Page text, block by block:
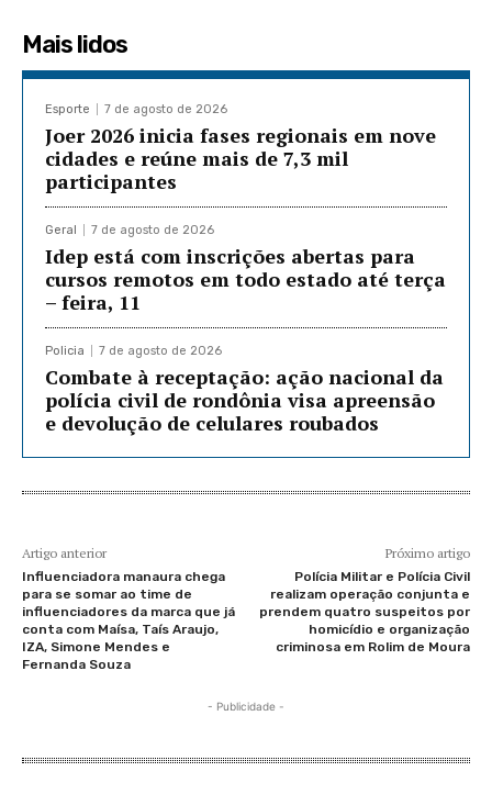
Mais lidos
Esporte 7 de agosto de 2026
Joer 2026 inicia fases regionais em nove
cidades e reúne mais de 7,3 mil
participantes
Geral 7 de agosto de 2026
Idep está com inscrições abertas para
cursos remotos em todo estado até terça
– feira, 11
Policia 7 de agosto de 2026
Combate à receptação: ação nacional da
polícia civil de rondônia visa apreensão
e devolução de celulares roubados
Artigo anterior
Influenciadora manaura chega
para se somar ao time de
influenciadores da marca que já
conta com Maísa, Taís Araujo,
IZA, Simone Mendes e
Fernanda Souza
Próximo artigo
Polícia Militar e Polícia Civil
realizam operação conjunta e
prendem quatro suspeitos por
homicídio e organização
criminosa em Rolim de Moura
- Publicidade -